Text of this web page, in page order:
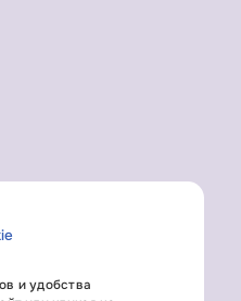
и удобства